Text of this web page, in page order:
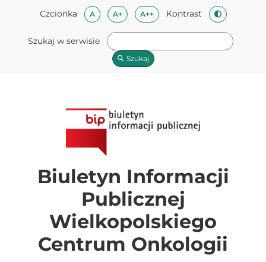
Przeskocz do treści
Mapa strony
Przeskocz do stopki
Czcionka ACzcionka domyślna
A+Czcionka średnia
A++Czcionka duża
Kontrast
Zmień
Szukaj w serwisie
Szukaj
Biuletyn Informacji
Publicznej
Wielkopolskiego
Centrum Onkologii